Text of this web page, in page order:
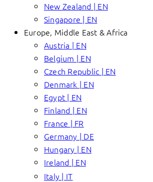
New Zealand | EN
Singapore | EN
Europe, Middle East & Africa
Austria | EN
Belgium | EN
Czech Republic | EN
Denmark | EN
Egypt | EN
Finland | EN
France | FR
Germany | DE
Hungary | EN
Ireland | EN
Italy | IT